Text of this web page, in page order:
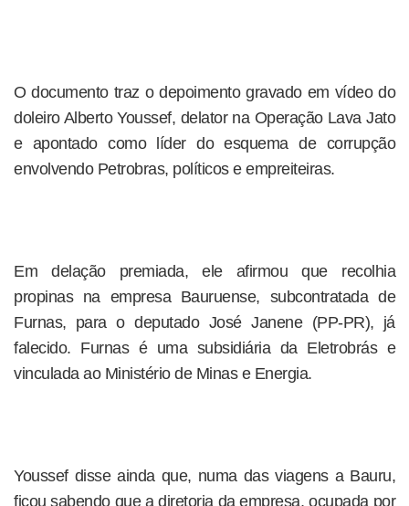
O documento traz o depoimento gravado em vídeo do
doleiro Alberto Youssef, delator na Operação Lava Jato
e apontado como líder do esquema de corrupção
envolvendo Petrobras, políticos e empreiteiras.
Em delação premiada, ele afirmou que recolhia
propinas na empresa Bauruense, subcontratada de
Furnas, para o deputado José Janene (PP-PR), já
falecido. Furnas é uma subsidiária da Eletrobrás e
vinculada ao Ministério de Minas e Energia.
Youssef disse ainda que, numa das viagens a Bauru,
ficou sabendo que a diretoria da empresa, ocupada por